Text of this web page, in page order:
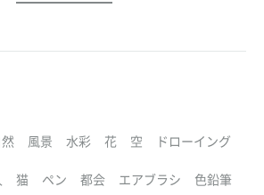
風景 水彩 花 空 ドローイング
猫 ペン 都会 エアブラシ 色鉛筆